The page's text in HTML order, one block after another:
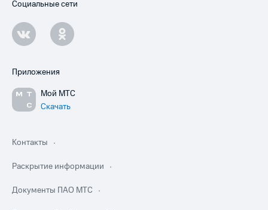
Социальные сети
Приложения
Мой МТС
Скачать
Контакты
Раскрытие информации
Документы ПАО МТС